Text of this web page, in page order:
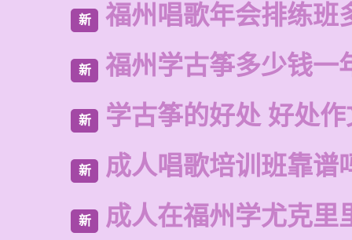
新 福州唱歌年会排练班
新 福州学古筝多少钱一
新 学古筝的好处 好处作
新 成人唱歌培训班靠谱
新 成人在福州学尤克里